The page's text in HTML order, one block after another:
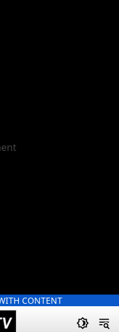
CONTENT